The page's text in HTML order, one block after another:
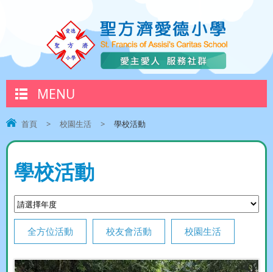
MENU
首頁 > 校園生活 > 學校活動
學校活動
全方位活動 校友會活動 校園生活